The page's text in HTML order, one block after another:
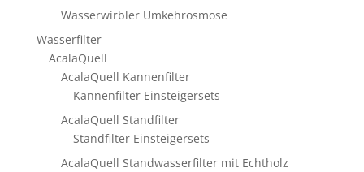
Wasserwirbler Umkehrosmose
Wasserfilter
AcalaQuell
AcalaQuell Kannenfilter
Kannenfilter Einsteigersets
AcalaQuell Standfilter
Standfilter Einsteigersets
AcalaQuell Standwasserfilter mit Echtholz